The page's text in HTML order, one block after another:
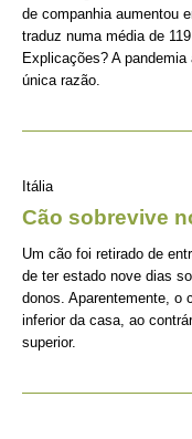
de companhia aumentou
traduz numa média de
Explicações? A
única razão.
Itália
Cão sobrevive
Um cão foi retirado de
de ter estado nove dias
donos. Aparentemente, o
inferior da casa, ao
superior.